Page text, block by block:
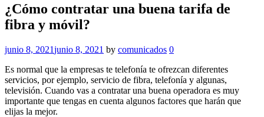
¿Cómo contratar una buena tarifa de
fibra y móvil?
junio 8, 2021junio 8, 2021 by comunicados 0
Es normal que la empresas te telefonía te ofrezcan diferentes
servicios, por ejemplo, servicio de fibra, telefonía y algunas,
televisión. Cuando vas a contratar una buena operadora es muy
importante que tengas en cuenta algunos factores que harán que
elijas la mejor.